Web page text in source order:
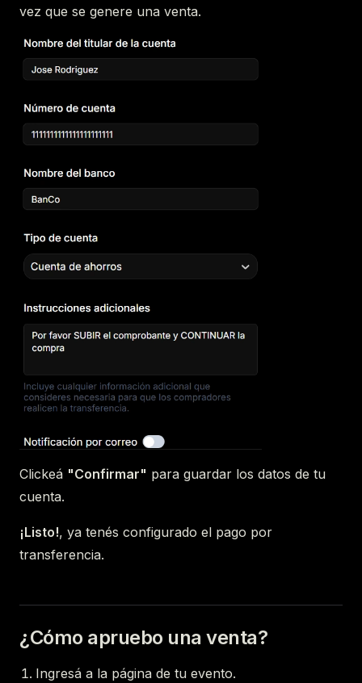
vez que se genere una venta.
Clickeá "Confirmar" para guardar los datos de tu
cuenta.
¡Listo!, ya tenés configurado el pago por
transferencia.
¿Cómo apruebo una venta?
Ingresá a la página de tu evento.